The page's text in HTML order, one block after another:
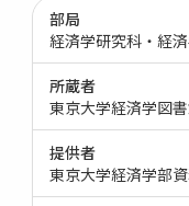
部局
経済学研究科・経
所蔵者
東京大学経済学図
提供者
東京大学経済学部